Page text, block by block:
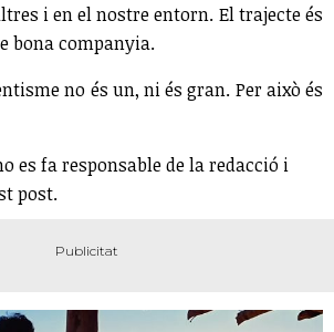
i en el nostre entorn. El trajecte és
bona companyia.
no és un, ni és gran. Per això és
es fa responsable de la redacció i
post.